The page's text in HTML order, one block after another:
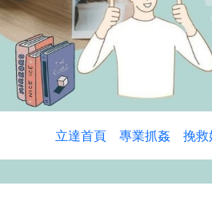
立達首頁 專業抓姦 挽救